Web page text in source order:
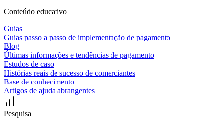
Conteúdo educativo
Guias
Guias passo a passo de implementação de pagamento
Blog
Últimas informações e tendências de pagamento
Estudos de caso
Histórias reais de sucesso de comerciantes
Base de conhecimento
Artigos de ajuda abrangentes
Pesquisa